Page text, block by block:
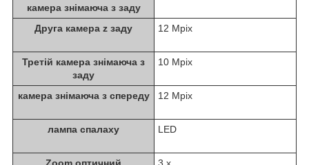
камера знімаюча з заду
Друга камера z заду 12 Mpix
Третій камера знімаюча з
заду
10 Mpix
камера знімаюча з спереду 12 Mpix
лампа спалаху LED
Zoom оптичний 3 x